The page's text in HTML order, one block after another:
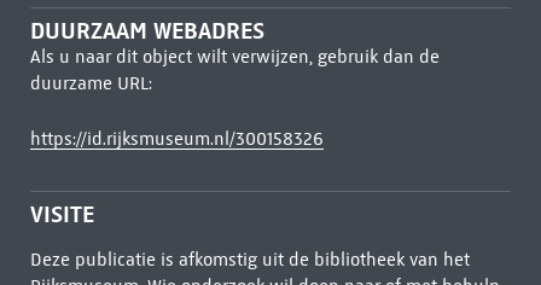
DUURZAAM WEBADRES
Als u naar dit object wilt verwijzen, gebruik dan de
duurzame URL:
https://id.rijksmuseum.nl/300158326
VISITE
Deze publicatie is afkomstig uit de bibliotheek van het